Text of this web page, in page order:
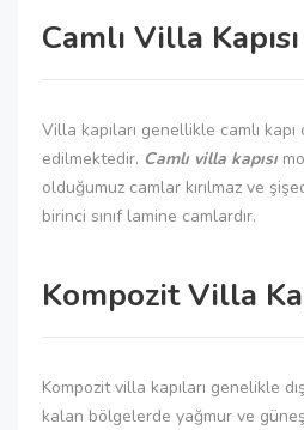
Camlı Villa Kapısı
Villa kapıları genellikle camlı
edilmektedir. Camlı villa kapısı
olduğumuz camlar kırılmaz ve
birinci sınıf lamine camlardır.
Kompozit Villa
Kompozit villa kapıları genelikle
kalan bölgelerde yağmur ve